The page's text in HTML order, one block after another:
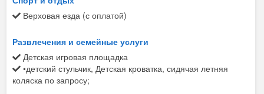
Верховая езда (с оплатой)
Развлечения и семейные услуги
Детская игровая площадка
•детский стульчик, Детская кроватка, сидячая летняя
коляска по запросу;